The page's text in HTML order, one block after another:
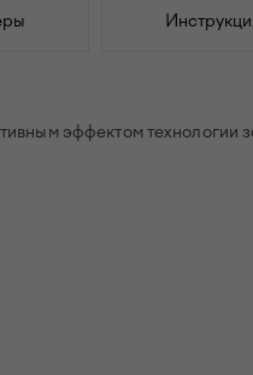
эффектом технологии